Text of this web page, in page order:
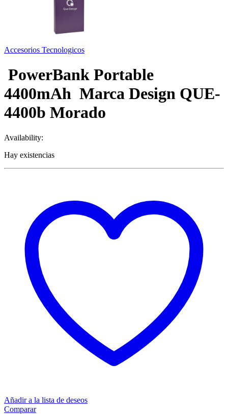
Accesorios Tecnologicos
PowerBank Portable
4400mAh Marca Design QUE-
4400b Morado
Availability:
Hay existencias
Añadir a la lista de deseos
Comparar